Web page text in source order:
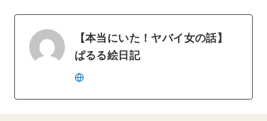
【本当にいた！ヤバイ女の話】
ぱるる絵日記